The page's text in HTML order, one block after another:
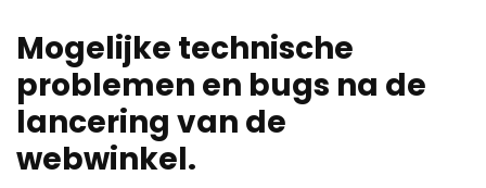
Mogelijke technische
problemen en bugs na de
lancering van de
webwinkel.